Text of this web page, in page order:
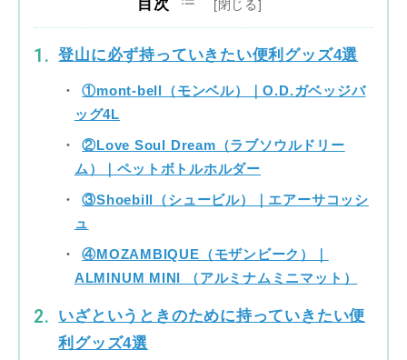
目次
登山に必ず持っていきたい便利グッズ4選
①mont-bell（モンベル）｜O.D.ガベッジバ
ッグ4L
②Love Soul Dream（ラブソウルドリー
ム）｜ペットボトルホルダー
③Shoebill（シュービル）｜エアーサコッシ
ュ
④MOZAMBIQUE（モザンビーク）｜
ALMINUM MINI （アルミナムミニマット）
いざというときのために持っていきたい便
利グッズ4選